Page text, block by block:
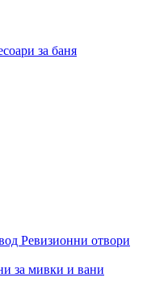
за баня
Ревизионни отвори
за мивки и вани